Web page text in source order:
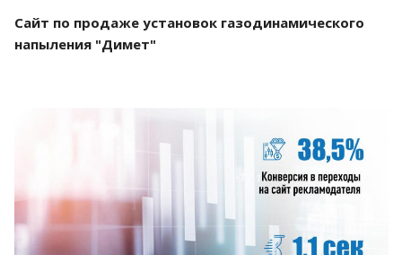
Сайт по продаже установок газодинамического
напыления "Димет"